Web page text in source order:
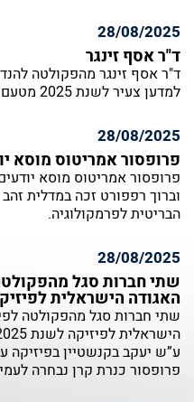
28/08/2025
ד"ר אסף זינגר
ד"ר אסף זינגר מהפקולטה
למדען צעיר לשנת 2025 מטעם האגודה לשחרור מבוקר – CRS.
28/08/2025
פרופסור אמריטוס מוסא
פרופסור אמריטוס מוסא
וברוך רפפורט זכה במדלית
הבריטית לפרמקולוגיה.
28/08/2025
שתי חברות סגל
האגודה הישראלית לפיזיקה
שתי חברות סגל מהפקולטה
ע”ש יעקב בקנשטיין בפיזיקה
פרופסור כנרת קרן נבחרה